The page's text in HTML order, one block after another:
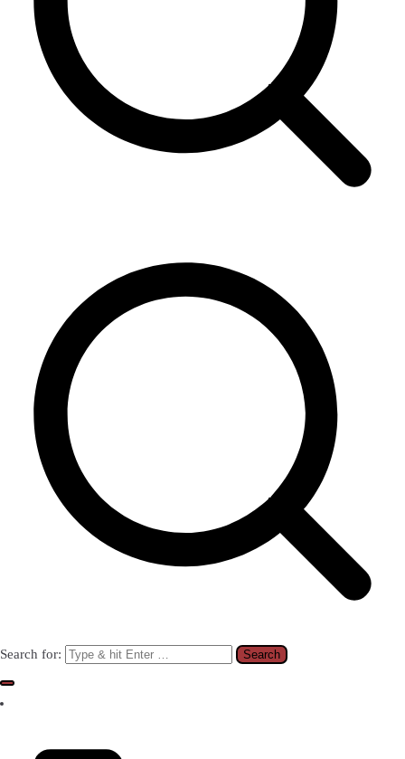
Search for: